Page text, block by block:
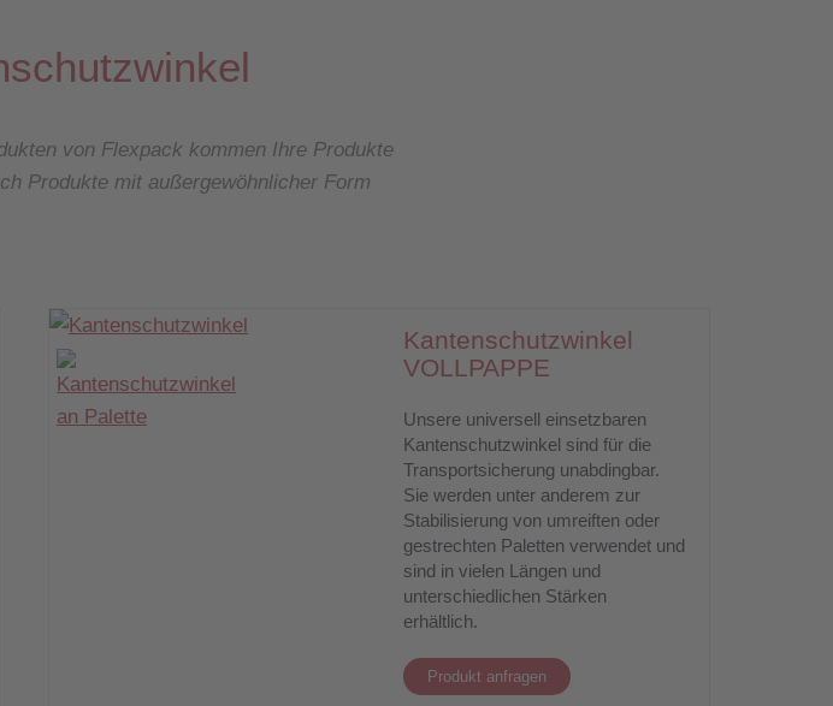
von Flexpack kommen Ihre Produkte
Produkte mit außergewöhnlicher Form
Kantenschutzwinkel
VOLLPAPPE
Unsere universell einsetzbaren
Kantenschutzwinkel sind für die
Transportsicherung unabdingbar.
Sie werden unter anderem zur
Stabilisierung von umreiften oder
gestrechten Paletten verwendet und
sind in vielen Längen und
unterschiedlichen Stärken
erhältlich.
Produkt anfragen